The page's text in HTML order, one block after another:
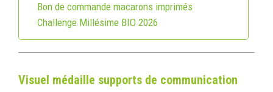
Bon de commande macarons imprimés
Challenge Millésime BIO 2026
Visuel médaille supports de communication